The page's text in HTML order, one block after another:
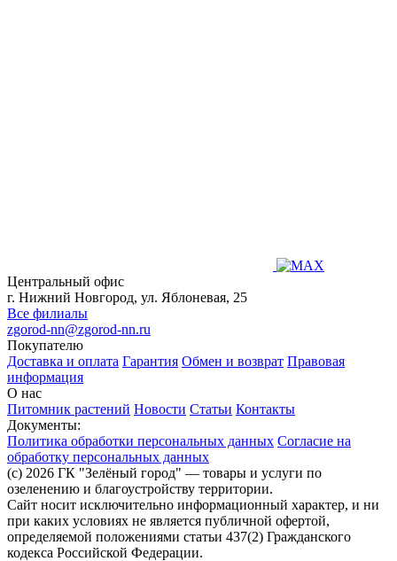
Центральный офис
г. Нижний Новгород, ул. Яблоневая, 25
Все филиалы
zgorod-nn@zgorod-nn.ru
Покупателю
Доставка и оплата Гарантия Обмен и возврат Правовая
информация
О нас
Питомник растений Новости Статьи Контакты
Документы:
Политика обработки персональных данных Согласие на
обработку персональных данных
(c) 2026 ГК "Зелёный город" — товары и услуги по
озеленению и благоустройству территории.
Сайт носит исключительно информационный характер, и ни
при каких условиях не является публичной офертой,
определяемой положениями статьи 437(2) Гражданского
кодекса Российской Федерации.